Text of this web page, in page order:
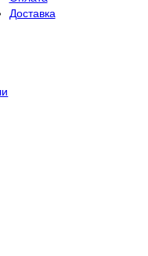
Доставка